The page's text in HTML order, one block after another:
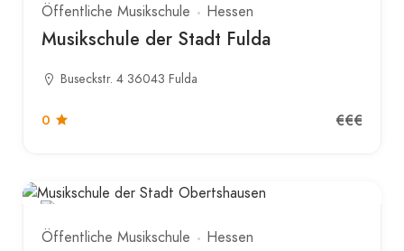
Öffentliche Musikschule Hessen
Musikschule der Stadt Fulda
Buseckstr. 4 36043 Fulda
0 €€€
Öffentliche Musikschule Hessen